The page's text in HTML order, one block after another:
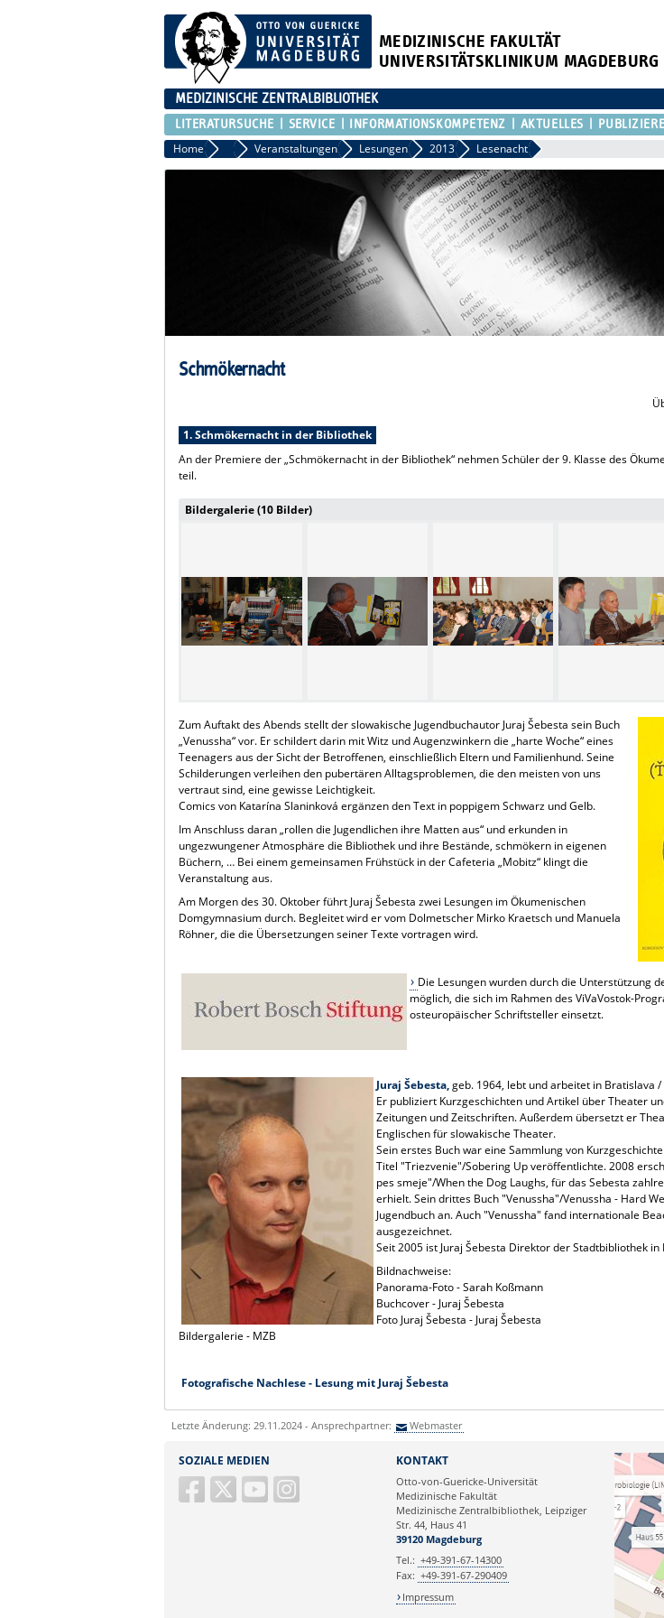
MEDIZINISCHE FAKULTÄT
UNIVERSITÄTSKLINIKUM
MEDIZINISCHE ZENTRALBIBLIOTHEK
LITERATURSUCHE SERVICE INFORMATIONSKOMPETENZ AKTUELLES
Home AktuellesVeranstaltungen Lesungen 2013 Lesenacht
Schmökernacht
1. Schmökernacht in der Bibliothek
An der Premiere der „Schmökernacht in der Bibliothek“ nehmen Schüler der 9. Klasse des
teil.
Bildergalerie (10 Bilder)
Zum Auftakt des Abends stellt der slowakische Jugendbuchautor Juraj Šebesta sein Buch
„Venussha“ vor. Er schildert darin mit Witz und Augenzwinkern die „harte Woche“ eines
Teenagers aus der Sicht der Betroffenen, einschließlich Eltern und Familienhund. Seine
Schilderungen verleihen den pubertären Alltagsproblemen, die den meisten von uns
vertraut sind, eine gewisse Leichtigkeit.
Comics von Katarína Slaninková ergänzen den Text in poppigem Schwarz und Gelb.
Im Anschluss daran „rollen die Jugendlichen ihre Matten aus“ und erkunden in
ungezwungener Atmosphäre die Bibliothek und ihre Bestände, schmökern in eigenen
Büchern, … Bei einem gemeinsamen Frühstück in der Cafeteria „Mobitz“ klingt die
Veranstaltung aus.
Am Morgen des 30. Oktober führt Juraj Šebesta zwei Lesungen im Ökumenischen
Domgymnasium durch. Begleitet wird er vom Dolmetscher Mirko Kraetsch und Manuela
Röhner, die die Übersetzungen seiner Texte vortragen wird.
Die Lesungen wurden durch die Unterstützung
möglich, die sich im Rahmen des ViVaVostok-
osteuropäischer Schriftsteller einsetzt.
Juraj Šebesta,geb. 1964, lebt und arbeitet in Bratislava /
Er publiziert Kurzgeschichten und Artikel über Theater
Zeitungen und Zeitschriften. Außerdem übersetzt er
Englischen für slowakische Theater.
Sein erstes Buch war eine Sammlung von
Titel "Triezvenie"/Sobering Up veröffentlichte. 2008
pes smeje"/When the Dog Laughs, für das Sebesta
erhielt. Sein drittes Buch "Venussha"/Venussha - Hard
Jugendbuch an. Auch "Venussha" fand internationale
ausgezeichnet.
Seit 2005 ist Juraj Šebesta Direktor der Stadtbibliothek in
Bildnachweise:
Panorama-Foto - Sarah Koßmann
Buchcover - Juraj Šebesta
Foto Juraj Šebesta - Juraj Šebesta
Bildergalerie - MZB
Fotografische Nachlese - Lesung mit Juraj Šebesta
Letzte Änderung: 29.11.2024 - Ansprechpartner: Webmaster
SOZIALE MEDIEN KONTAKT
Otto-von-Guericke-Universität
Medizinische Fakultät
Medizinische Zentralbibliothek, Leipziger
Str. 44, Haus 41
39120 Magdeburg
Tel.: +49-391-67-14300
Fax: +49-391-67-290409
Impressum